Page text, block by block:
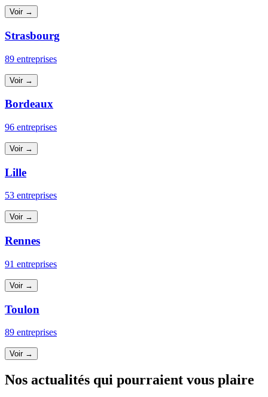
Voir →
Strasbourg
89 entreprises
Voir →
Bordeaux
96 entreprises
Voir →
Lille
53 entreprises
Voir →
Rennes
91 entreprises
Voir →
Toulon
89 entreprises
Voir →
Nos actualités qui pourraient vous plaire